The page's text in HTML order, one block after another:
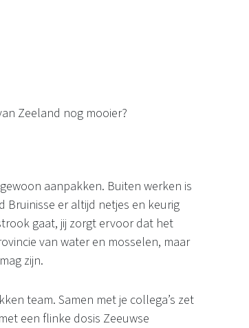
Zeeland nog mooier?
aanpakken. Buiten werken is
er altijd netjes en keurig
gaat, jij zorgt ervoor dat het
van water en mosselen, maar
zijn.
team. Samen met je collega’s zet
een flinke dosis Zeeuwse